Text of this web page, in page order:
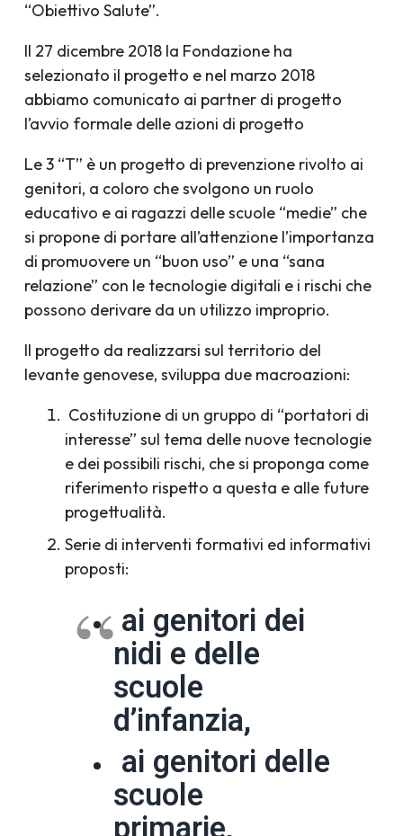
“Obiettivo Salute”.
Il 27 dicembre 2018 la Fondazione ha
selezionato il progetto e nel marzo 2018
abbiamo comunicato ai partner di progetto
l’avvio formale delle azioni di progetto
Le 3 “T” è un progetto di prevenzione rivolto ai
genitori, a coloro che svolgono un ruolo
educativo e ai ragazzi delle scuole “medie” che
si propone di portare all’attenzione l’importanza
di promuovere un “buon uso” e una “sana
relazione” con le tecnologie digitali e i rischi che
possono derivare da un utilizzo improprio.
Il progetto da realizzarsi sul territorio del
levante genovese, sviluppa due macroazioni:
Costituzione di un gruppo di “portatori di
interesse” sul tema delle nuove tecnologie
e dei possibili rischi, che si proponga come
riferimento rispetto a questa e alle future
progettualità.
Serie di interventi formativi ed informativi
proposti:
ai genitori dei
nidi e delle
scuole
d’infanzia,
ai genitori delle
scuole